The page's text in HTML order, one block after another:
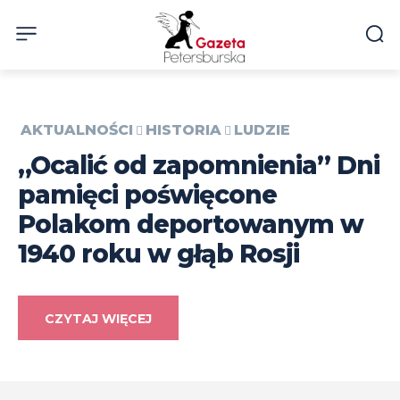
AKTUALNOŚCI HISTORIA LUDZIE
„Ocalić od zapomnienia” Dni
pamięci poświęcone
Polakom deportowanym w
1940 roku w głąb Rosji
CZYTAJ WIĘCEJ